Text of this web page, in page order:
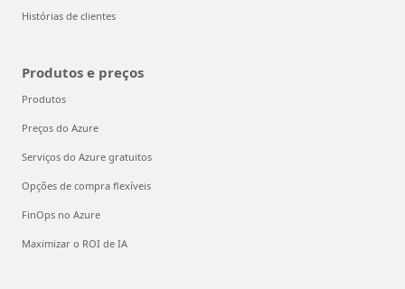
Histórias de clientes
Produtos e preços
Produtos
Preços do Azure
Serviços do Azure gratuitos
Opções de compra flexíveis
FinOps no Azure
Maximizar o ROI de IA